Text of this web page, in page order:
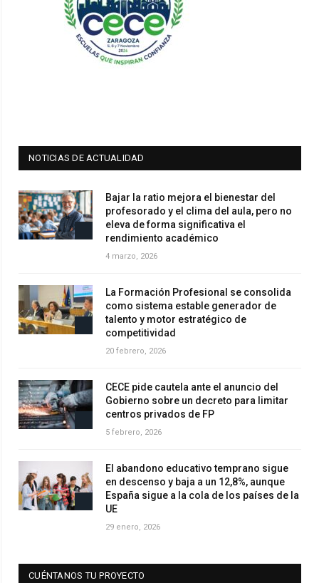
NOTICIAS DE ACTUALIDAD
Bajar la ratio mejora el bienestar del
profesorado y el clima del aula, pero no
eleva de forma significativa el
rendimiento académico
4 marzo, 2026
La Formación Profesional se consolida
como sistema estable generador de
talento y motor estratégico de
competitividad
20 febrero, 2026
CECE pide cautela ante el anuncio del
Gobierno sobre un decreto para limitar
centros privados de FP
5 febrero, 2026
El abandono educativo temprano sigue
en descenso y baja a un 12,8%, aunque
España sigue a la cola de los países de la
UE
29 enero, 2026
CUÉNTANOS TU PROYECTO